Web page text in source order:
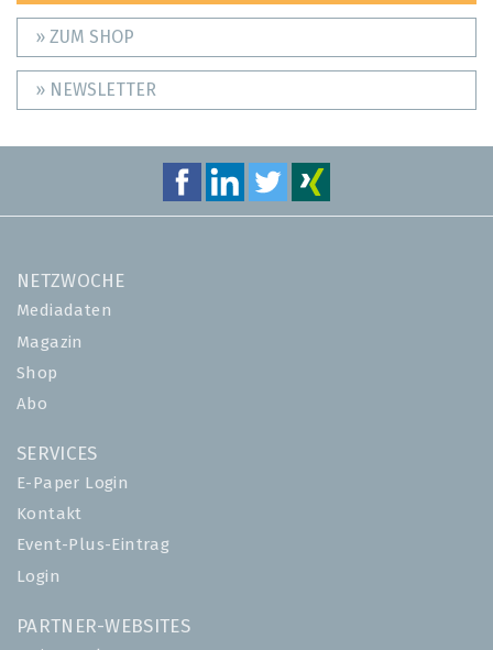
» ZUM SHOP
» NEWSLETTER
NETZWOCHE
Mediadaten
Magazin
Shop
Abo
SERVICES
E-Paper Login
Kontakt
Event-Plus-Eintrag
Login
PARTNER-WEBSITES